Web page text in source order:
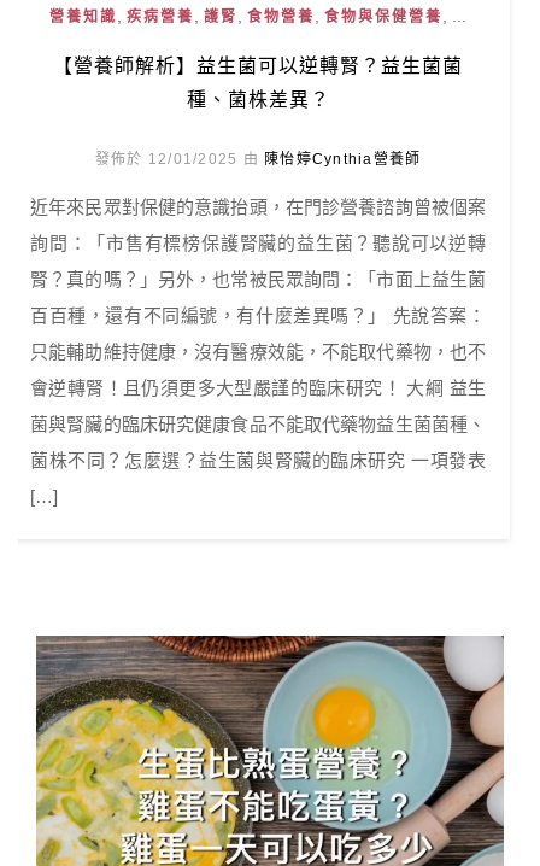
營養知識 疾病營養 護腎 食物營養 食物與保健營養
【營養師解析】益生菌可以逆轉腎？益生菌菌
種、菌株差異？
發佈於 12/01/2025 由 陳怡婷Cynthia營養師
近年來民眾對保健的意識抬頭，在門診營養諮詢曾被個案
詢問：「市售有標榜保護腎臟的益生菌？聽說可以逆轉
腎？真的嗎？」另外，也常被民眾詢問：「市面上益生菌
百百種，還有不同編號，有什麼差異嗎？」 先說答案：
只能輔助維持健康，沒有醫療效能，不能取代藥物，也不
會逆轉腎！且仍須更多大型嚴謹的臨床研究！ 大綱 益生
菌與腎臟的臨床研究健康食品不能取代藥物益生菌菌種、
菌株不同？怎麼選？益生菌與腎臟的臨床研究 一項發表
[…]